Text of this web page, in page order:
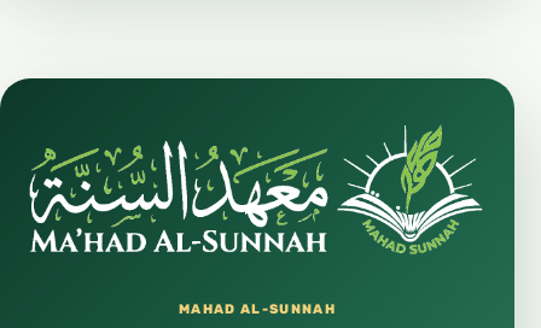
MAHAD AL-SUNNAH